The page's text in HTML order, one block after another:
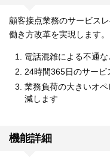
顧客接点業務のサービス
働き方改革を実現します。
電話混雑による不通
24時間365日のサー
業務負荷の大きいオ
減します
機能詳細